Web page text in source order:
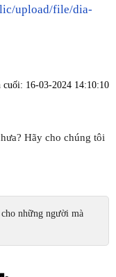
upload/file/dia-
cuối: 16-03-2024 14:10:10
Hãy cho chúng tôi
cho những người mà